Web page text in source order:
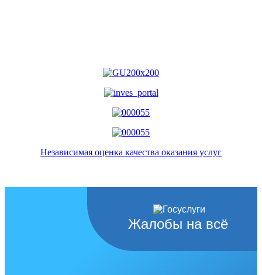
Независимая оценка качества оказания услуг
Жалобы на всё